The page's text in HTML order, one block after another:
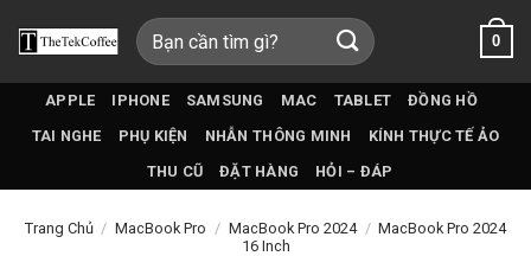
qua
Tìm
kiếm:
0
APPLE IPHONE SAMSUNG MAC TABLET
ĐỒNG HỒ
TAI NGHE
PHỤ KIỆN NHẪN THÔNG MINH
KÍNH THỰC TẾ ẢO
THU CŨ
ĐẶT HÀNG HỎI – ĐÁP
Trang Chủ / MacBook Pro / MacBook Pro 2024 / MacBook Pro 2024
16 Inch